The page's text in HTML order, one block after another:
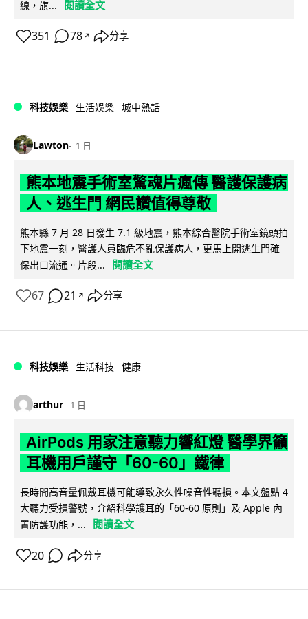
線，旗... 閱讀全文
351 78 ↗ 分享
科技娛樂 生活娛樂 城中熱話
Lawton 1 日
熊本地震手術室驚魂片瘋傳 醫護保護病
人、逃生門 網民讚值得尊敬
熊本縣 7 月 28 日發生 7.1 級地震，熊本綜合醫院手術室鏡頭拍
下地震一刻，醫護人員臨危不亂保護病人，更馬上開逃生門確
保出口流通。片段...
閱讀全文
67 21 ↗ 分享
科技娛樂 生活科技 健康
arthur 1 日
AirPods 用家注意聽力響紅燈 醫學界籲
耳機用戶謹守「60-60」鐵律
長時間高音量佩戴耳機可能導致永久性噪音性聽損。本文盤點 4
大聽力受損警號，介紹科學護耳的「60-60 原則」及 Apple 內
置防護功能，...
閱讀全文
20 分享